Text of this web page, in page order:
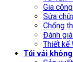
Gia
Sửa
Chống
Đánh
Thiết kế
Túi vải